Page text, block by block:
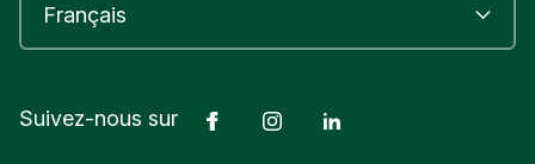
Suivez-nous sur FacebookInstagram